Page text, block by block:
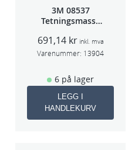
3M 08537
Tetningsmasse
691,14 kr inkl. mva
Varenummer: 13904
6 på lager
LEGG I
HANDLEKURV